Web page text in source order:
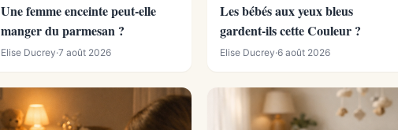
Une femme enceinte peut-elle
manger du parmesan ?
Elise Ducrey·7 août 2026
Les bébés aux yeux bleus
gardent-ils cette Couleur ?
Elise Ducrey·6 août 2026